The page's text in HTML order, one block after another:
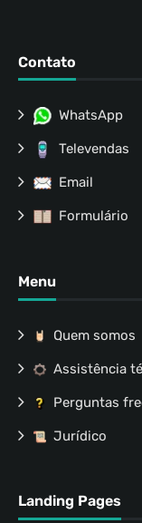
Contato
WhatsApp
Televendas
Email
Formulário
Menu
Quem somos
Assistência
Perguntas
Jurídico
Landing Pages